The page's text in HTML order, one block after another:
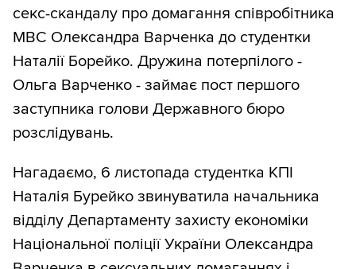
секс-скандалу про домагання співробітника
МВС Олександра Варченка до студентки
Наталії Борейко. Дружина потерпілого -
Ольга Варченко - займає пост першого
заступника голови Державного бюро
розслідувань.
Нагадаємо, 6 листопада студентка КПІ
Наталія Бурейко звинуватила начальника
відділу Департаменту захисту економіки
Національної поліції України Олександра